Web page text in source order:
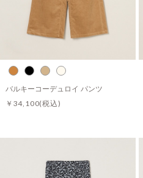
バルキーコーデュロイ パンツ
￥34,100(税込)